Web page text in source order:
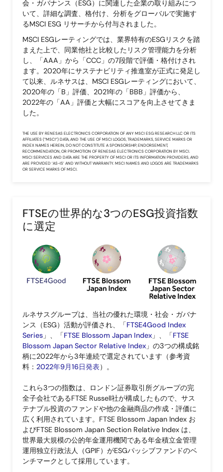
会・ガバナンス（ESG）に関連した企業の取り組みにつ
いて、詳細な調査、格付け、分析をグローバルで実施す
るMSCI ESG リサーチから付与されました。
MSCI ESGレーティングでは、業界特有のESGリスクを踏
まえた上で、同業他社と比較したリスク管理能力を分析
し、「AAA」から「CCC」の7段階で評価・格付けされ
ます。2020年にサステナビリティ推進室が正式に発足し
て以来、ルネサスは、MSCI ESGレーティングにおいて、
2020年の「B」評価、2021年の「BBB」評価から、
2022年の「AA」評価と大幅にスコアを向上させてきま
した。
THE USE BY RENESAS ELECTRONICS CORPORATION OF ANY MSCI ESG RESEARCH LLC OR ITS
AFFILIATES (“MSCI”) DATA, AND THE USE OF MSCI LOGOS, TRADEMARKS, SERVICE MARKS OR
INDEX NAMES HEREIN, DO NOT CONSTITUTE A SPONSORSHIP, ENDORSEMENT,
RECOMMENDATION, OR PROMOTION OF RENESAS ELECTRONICS CORPORATION BY MSCI.
MSCI SERVICES AND DATA ARE THE PROPERTY OF MSCI OR ITS INFORMATION PROVIDERS, AND
ARE PROVIDED ‘AS-IS’ AND WITHOUT WARRANTY. MSCI NAMES AND LOGOS ARE TRADEMARKS
OR SERVICE MARKS OF MSCI.
FTSEの世界的な3つのESG投資指数
に選定
ルネサスグループは、当社の優れた環境・社会・ガバナ
ンス（ESG）活動が評価され、「FTSE4Good Index
Series 」、「FTSE Blossom Japan Index 」、「FTSE
Blossom Japan Sector Relative Index 」の3つの構成銘
柄に2022年から3年連続で選定されています（参考資
料： 2022年9月16日発表）。
これら3つの指数は、ロンドン証券取引所グループの完
全子会社であるFTSE Russell社が構成したもので、サス
テナブル投資のファンドや他の金融商品の作成・評価に
広く利用されています。FTSE Blossom Japan Index お
よびFTSE Blossom Japan Section Relative Index は、
世界最大規模の公的年金運用機関である年金積立金管理
運用独立行政法人（GPIF）がESGパッシブファンドのベ
ンチマークとして採用しています。